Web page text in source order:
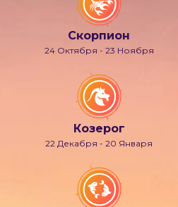
Скорпион
24 Октября - 23 Ноября
Козерог
22 Декабря - 20 Января